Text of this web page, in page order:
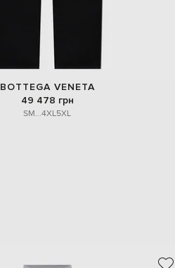
BOTTEGA VENETA
49 478 грн
SM...4XL5XL